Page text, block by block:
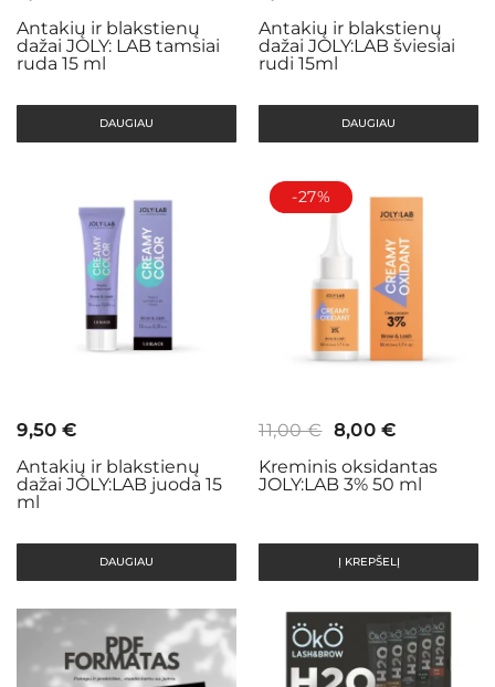
Antakių ir blakstienų
dažai JOLY: LAB tamsiai
ruda 15 ml
DAUGIAU
Antakių ir blakstienų
dažai JOLY:LAB šviesiai
rudi 15ml
DAUGIAU
9,50 €
Antakių ir blakstienų
dažai JOLY:LAB juoda 15
ml
DAUGIAU
-27%
11,00€ Original
price
was:
8,00 €Current
price
is:
Kreminis oksidantas
JOLY:LAB 3% 50 ml
Į KREPŠELĮ